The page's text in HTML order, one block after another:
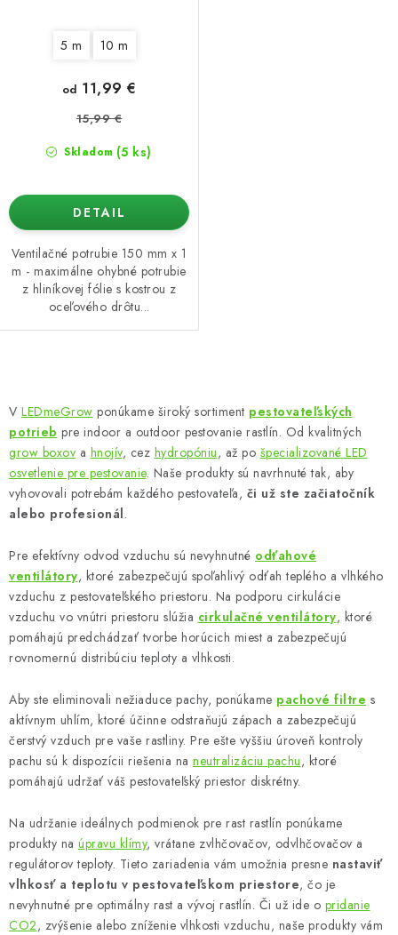
5 m 10 m
Skladom (5 ks)
od 11,99 €
15,99 €
DETAIL
Ventilačné potrubie 150 mm x 1
m - maximálne ohybné potrubie
z hliníkovej fólie s kostrou z
oceľového drôtu...
v
l
á
d
a
c
i
e
p
r
v
k
v
ý
p
i
u
V LEDmeGrow ponúkame široký sortiment pestovateľských
potrieb pre indoor a outdoor pestovanie rastlín. Od kvalitných
grow boxov a hnojív, cez hydropóniu, až po špecializované LED
osvetlenie pre pestovanie. Naše produkty sú navrhnuté tak, aby
vyhovovali potrebám každého pestovateľa, či už ste začiatočník
alebo profesionál.
Pre efektívny odvod vzduchu sú nevyhnutné odťahové
ventilátory, ktoré zabezpečujú spoľahlivý odťah teplého a vlhkého
vzduchu z pestovateľského priestoru. Na podporu cirkulácie
vzduchu vo vnútri priestoru slúžia cirkulačné ventilátory, ktoré
pomáhajú predchádzať tvorbe horúcich miest a zabezpečujú
rovnomernú distribúciu teploty a vlhkosti.
Aby ste eliminovali nežiaduce pachy, ponúkame pachové filtre s
aktívnym uhlím, ktoré účinne odstraňujú zápach a zabezpečujú
čerstvý vzduch pre vaše rastliny. Pre ešte vyššiu úroveň kontroly
pachu sú k dispozícii riešenia na neutralizáciu pachu, ktoré
pomáhajú udržať váš pestovateľský priestor diskrétny.
Na udržanie ideálnych podmienok pre rast rastlín ponúkame
produkty na úpravu klímy, vrátane zvlhčovačov, odvlhčovačov a
regulátorov teploty. Tieto zariadenia vám umožnia presne nastaviť
vlhkosť a teplotu v pestovateľskom priestore, čo je
nevyhnutné pre optimálny rast a vývoj rastlín. Či už ide o pridanie
CO2, zvýšenie alebo zníženie vlhkosti vzduchu, naše produkty vám